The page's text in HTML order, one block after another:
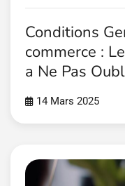
Conditions
commerce :
a Ne Pas
14 Mars 2025